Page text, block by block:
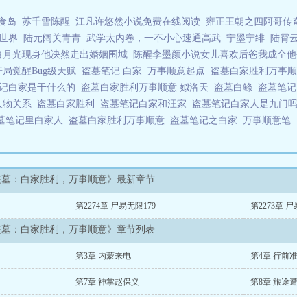
岛 苏千雪陈醒 江凡许悠然小说免费在线阅读 雍正王朝之四阿哥传
界 陆元阔关青青 武学太内卷，一不小心速通高武 宁墨宁绯 陆霄
光现身他决然走出婚姻围城 陈醒李墨颜小说女儿喜欢后爸我成全
觉醒Bug级天赋 盗墓笔记 白家 万事顺意起点 盗墓白家胜利万事
白家是干什么的 盗墓白家胜利万事顺意 姒洛天 盗墓白鲦 盗墓笔
物关系 盗墓白家胜利 盗墓笔记白家和汪家 盗墓笔记白家人是九门
笔记里白家人 盗墓白家胜利万事顺意 盗墓笔记之白家 万事顺意笔
墓：白家胜利，万事顺意》最新章节
第2274章 尸易无限179 第2273章 尸
墓：白家胜利，万事顺意》章节列表
第3章 内蒙来电 第4章 行前
第7章 神掌赵保义 第8章 旅途